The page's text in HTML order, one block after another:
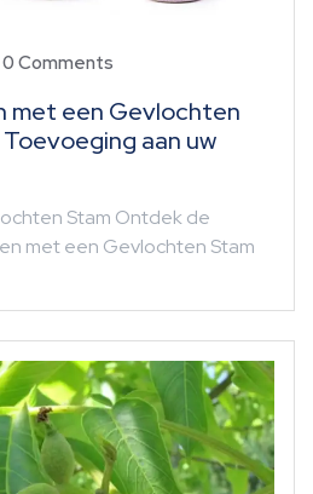
0 Comments
met een Gevlochten
aan uw
Stam Ontdek de
met een Gevlochten Stam